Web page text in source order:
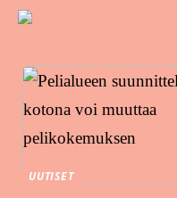
UUTISET